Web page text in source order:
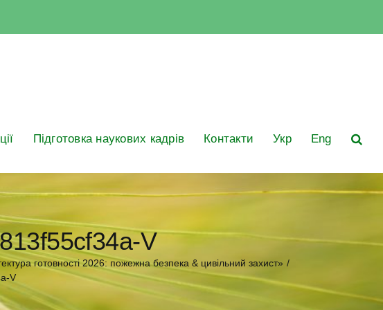
Підготовка наукових кадрів Контакти Укр Eng
V
готовності 2026: пожежна безпека & цивільний захист» /
V